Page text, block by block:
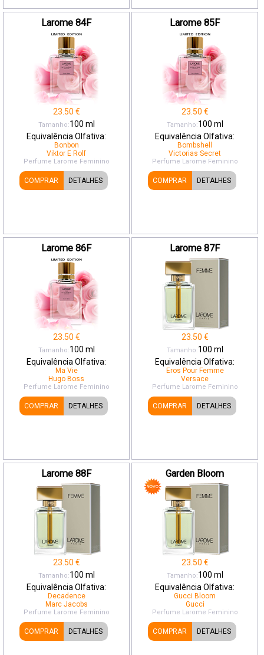
Larome 84F
23.50 €
Tamanho:100 ml
Equivalência Olfativa:
Bonbon
Viktor E Rolf
Perfume Larome Feminino
COMPRAR DETALHES
Larome 85F
23.50 €
Tamanho:100 ml
Equivalência Olfativa:
Bombshell
Victorias Secret
Perfume Larome Feminino
COMPRAR DETALHES
Larome 86F
23.50 €
Tamanho:100 ml
Equivalência Olfativa:
Ma Vie
Hugo Boss
Perfume Larome Feminino
COMPRAR DETALHES
Larome 87F
23.50 €
Tamanho:100 ml
Equivalência Olfativa:
Eros Pour Femme
Versace
Perfume Larome Feminino
COMPRAR DETALHES
Larome 88F
23.50 €
Tamanho:100 ml
Equivalência Olfativa:
Decadence
Marc Jacobs
Perfume Larome Feminino
COMPRAR DETALHES
Garden Bloom
23.50 €
Tamanho:100 ml
Equivalência Olfativa:
Gucci Bloom
Gucci
Perfume Larome Feminino
COMPRAR DETALHES